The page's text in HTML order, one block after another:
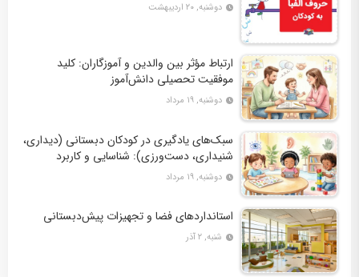
دوشنبه, ۲۰ اردیبهشت
ارتباط مؤثر بین والدین و آموزگاران: کلید
موفقیت تحصیلی دانش‌آموز
دوشنبه, ۱۹ مرداد
سبک‌های یادگیری در کودکان دبستانی (دیداری،
شنیداری، دست‌ورزی): شناسایی و کاربرد
دوشنبه, ۱۹ مرداد
استانداردهای فضا و تجهیزات پیش‌دبستانی
شنبه, ۲ آذر